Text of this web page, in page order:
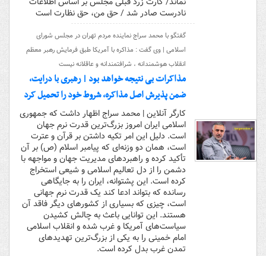
نادرست صادر شد / حق من، حق نظارت است
گفتگو با محمد سراج نماینده مردم تهران در مجلس شورای
اسلامی | وی گفت : مذاکره با آمریکا طبق فرمایش رهبر معظم
انقلاب هوشمندانه ، شرافتمندانه و عاقلانه نیست
مذاکرات بی نتیجه خواهد بود | رهبری با درایت،
ضمن پذیرش اصل مذاکره، شروط خود را تحمیل کرد
کارگر آنلاین | محمد سراج اظهار داشت که جمهوری
اسلامی ایران امروز بزرگ‌ترین قدرت‌ نرم جهان
است. دلیل این امر تکیه داشتن بر قرآن و عترت
است، همان دو وزنه‌ای که پیامبر اسلام (ص) بر آن
تأکید کرده و راهبردهای مدیریت جهان و مواجهه با
دشمن را از دل تعالیم اسلامی و شیعی استخراج
کرده است. این پشتوانه، ایران را به جایگاهی
رسانده که بتواند ادعا کند یک قدرت نرم جهانی
است، چیزی که بسیاری از کشورهای دیگر فاقد آن
هستند. این توانایی باعث به چالش کشیدن
سیاست‌های آمریکا و غرب شده و انقلاب اسلامی
امام خمینی را به یکی از بزرگ‌ترین تهدیدهای
تمدن غرب بدل کرده است.